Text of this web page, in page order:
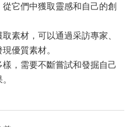
它們中獲取靈感和自己的創
素材，可以通過采訪專家、
優質素材。
，需要不斷嘗試和發掘自己